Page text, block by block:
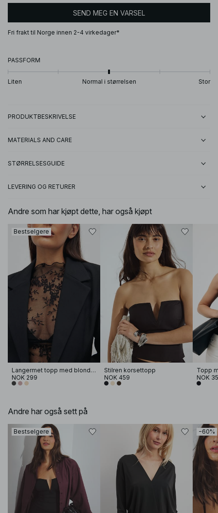
SEND MEG EN VARSEL
Fri frakt til Norge innen 2-4 virkedager*
PASSFORM
Liten Normal i størrelsen Stor
PRODUKTBESKRIVELSE
MATERIALS AND CARE
STØRRELSESGUIDE
LEVERING OG RETURER
Andre som har kjøpt dette, har også kjøpt
Bestselgere
Langermet topp med blonder
NOK 299
Stilren korsettopp
NOK 459
NOK
Andre har også sett på
Bestselgere −60%